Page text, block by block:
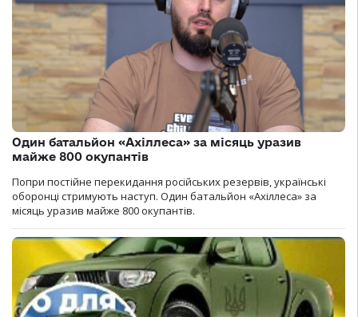
Один батальйон «Ахіллеса» за місяць уразив
майже 800 окупантів
Попри постійне перекидання російських резервів, українські
оборонці стримують наступ. Один батальйон «Ахіллеса» за
місяць уразив майже 800 окупантів.